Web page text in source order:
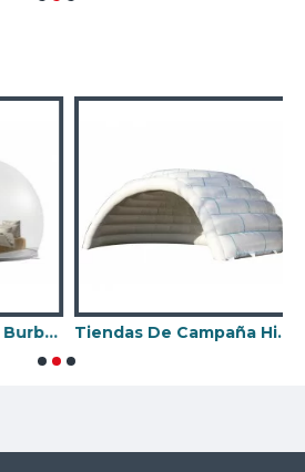
Tienda Inflable De Burbujas Tiendas De Campaña Hinchables